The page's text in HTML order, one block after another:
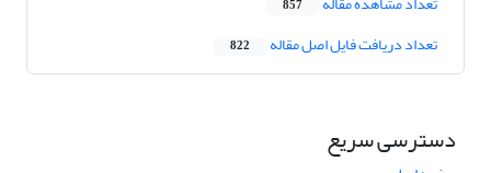
857
تعداد دریافت فایل اصل مقاله 822
دسترسی سریع